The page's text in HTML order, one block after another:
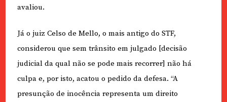
avaliou.
Já o juiz Celso de Mello, o mais antigo do STF,
considerou que sem trânsito em julgado [decisão
judicial da qual não se pode mais recorrer] não há
culpa e, por isto, acatou o pedido da defesa. “A
presunção de inocência representa um direito